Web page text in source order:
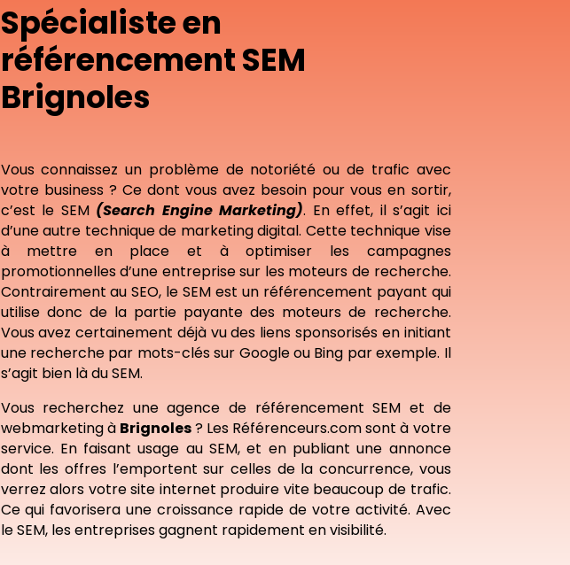
Spécialiste en
référencement SEM
Brignoles
Vous connaissez un problème de notoriété ou de trafic avec
votre business ? Ce dont vous avez besoin pour vous en sortir,
c’est le SEM (Search Engine Marketing). En effet, il s’agit ici
d’une autre technique de marketing digital. Cette technique vise
à mettre en place et à optimiser les campagnes
promotionnelles d’une entreprise sur les moteurs de recherche.
Contrairement au SEO, le SEM est un référencement payant qui
utilise donc de la partie payante des moteurs de recherche.
Vous avez certainement déjà vu des liens sponsorisés en initiant
une recherche par mots-clés sur Google ou Bing par exemple. Il
s’agit bien là du SEM.
Vous recherchez une agence de référencement SEM et de
webmarketing à Brignoles? Les Référenceurs.com sont à votre
service. En faisant usage au SEM, et en publiant une annonce
dont les offres l’emportent sur celles de la concurrence, vous
verrez alors votre site internet produire vite beaucoup de trafic.
Ce qui favorisera une croissance rapide de votre activité. Avec
le SEM, les entreprises gagnent rapidement en visibilité.